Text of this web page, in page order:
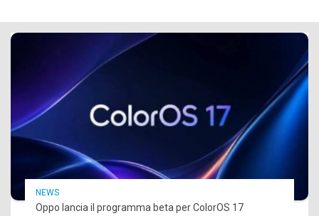
NEWS
Oppo lancia il programma beta per ColorOS 17